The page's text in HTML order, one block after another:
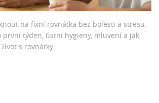
na fixní rovnátka bez bolesti a stresu.
první týden, ústní hygieny, mluvení a jak
s rovnátky.